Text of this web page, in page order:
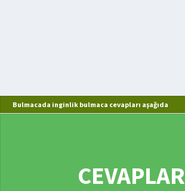
Bulmacada inginlik bulmaca cevapları aşağıda
CEVAPLAR